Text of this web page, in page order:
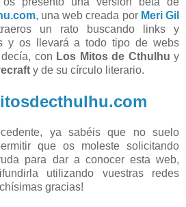
, una web creada por Meri Gil
un rato buscando links y
y os llevará a todo tipo de webs
con Los Mitos de Cthulhu y
y de su círculo literario.
ya sabéis que no suelo
que os moleste solicitando
para dar a conocer esta web,
utilizando vuestras redes
gracias!